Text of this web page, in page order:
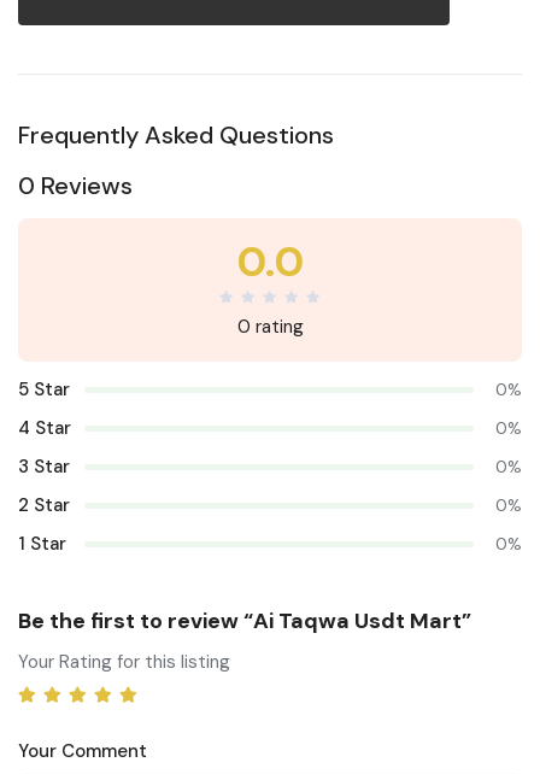
Frequently Asked Questions
0 Reviews
0.0
0 rating
5 Star 0%
4 Star 0%
3 Star 0%
2 Star 0%
1 Star 0%
Be the first to review “Ai Taqwa Usdt Mart”
Your Rating for this listing
Your Comment